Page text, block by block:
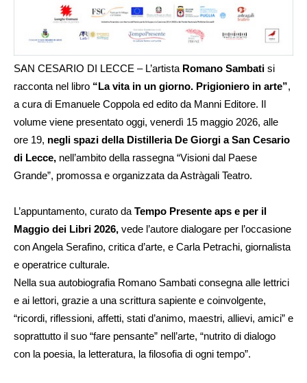
SAN CESARIO DI LECCE – L’artista Romano Sambati si
racconta nel libro “La vita in un giorno. Prigioniero in arte”,
a cura di Emanuele Coppola ed edito da Manni Editore. Il
volume viene presentato oggi, venerdì 15 maggio 2026, alle
ore 19, negli spazi della Distilleria De Giorgi a San Cesario
di Lecce, nell’ambito della rassegna “Visioni dal Paese
Grande”, promossa e organizzata da Astràgali Teatro.
L’appuntamento, curato da Tempo Presente aps e per il
Maggio dei Libri 2026, vede l’autore dialogare per l’occasione
con Angela Serafino, critica d’arte, e Carla Petrachi, giornalista
e operatrice culturale.
Nella sua autobiografia Romano Sambati consegna alle lettrici
e ai lettori, grazie a una scrittura sapiente e coinvolgente,
“ricordi, riflessioni, affetti, stati d’animo, maestri, allievi, amici” e
soprattutto il suo “fare pensante” nell’arte, “nutrito di dialogo
con la poesia, la letteratura, la filosofia di ogni tempo”.